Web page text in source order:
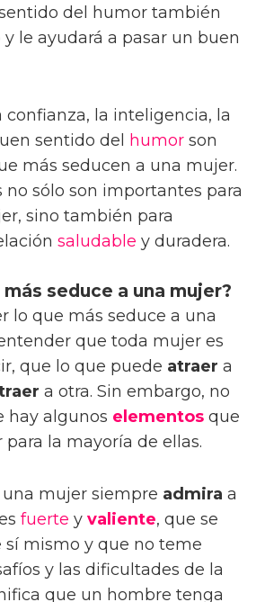
del humor también
le ayudará a pasar un buen
confianza, la inteligencia, la
sentido del
humor son
más seducen a una mujer.
no sólo son importantes para
sino también para
saludable y duradera.
seduce a una mujer?
lo que más seduce a una
que toda mujer es
que lo que puede atraer a
a otra. Sin embargo, no
hay algunos elementos que
la mayoría de ellas.
mujer siempre admira a
fuerte y valiente, que se
sí mismo y que no teme
y las dificultades de la
que un hombre tenga